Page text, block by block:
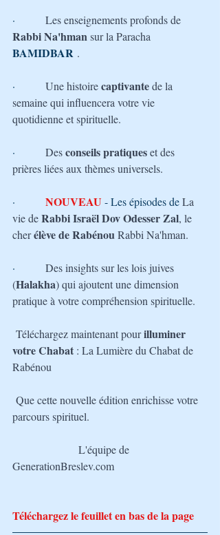
· Les enseignements profonds de
Rabbi Na'hman sur la Paracha
BAMIDBAR .
· Une histoire captivante de la
semaine qui influencera votre vie
quotidienne et spirituelle.
· Des conseils pratiques et des
prières liées aux thèmes universels.
· NOUVEAU - Les épisodes de La
vie de Rabbi Israël Dov Odesser Zal, le
cher élève de Rabénou Rabbi Na'hman.
· Des insights sur les lois juives
(Halakha) qui ajoutent une dimension
pratique à votre compréhension spirituelle.
Téléchargez maintenant pour illuminer
votre Chabat : La Lumière du Chabat de
Rabénou
Que cette nouvelle édition enrichisse votre
parcours spirituel.
L'équipe de
GenerationBreslev.com
Téléchargez le feuillet en bas de la page